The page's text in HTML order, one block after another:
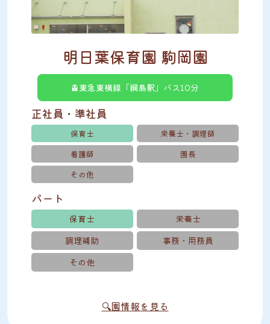
明日葉保育園 駒岡園
🚊東急東横線「綱島駅」バス10分
正社員・準社員
保育士
栄養士・調理師
看護師
園長
その他
パート
保育士
栄養士
調理補助
事務・用務員
その他
🔍園情報を見る